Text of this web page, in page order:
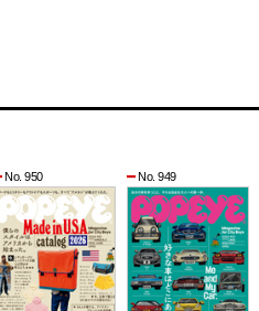
No. 950 No. 949